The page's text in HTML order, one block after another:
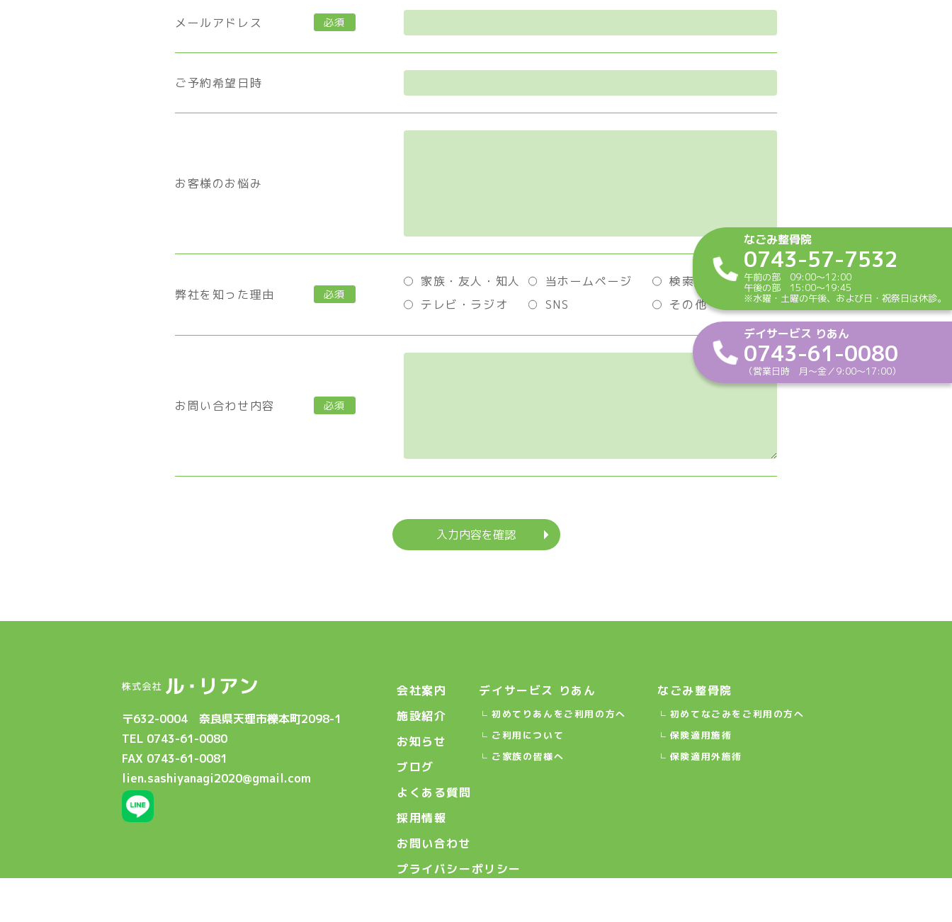
なごみ整骨院
0743-57-7532
午前の部 09:00～12:00
午後の部 15:00～19:45
※水曜・土曜の午後、および日・祝祭日は休診。
デイサービス りあん
0743-61-0080
（営業日時 月〜金／9:00〜17:00）
メールアドレス 必須
ご予約希望日時
お客様のお悩み
弊社を知った理由 必須
家族・友人・知人 当ホームページ
検索エンジン
テレビ・ラジオ
SNS その他
お問い合わせ内容 必須
入力内容を確認
〒632-0004 奈良県天理市櫟本町2098-1
TEL 0743-61-0080
FAX 0743-61-0081
lien.sashiyanagi2020@gmail.com
会社案内
施設紹介
お知らせ
ブログ
デイサービス りあん
初めてりあんをご利用の方へ
ご利用について
ご家族の皆様へ
なごみ整骨院
初めてなごみをご利用の方へ
保険適用施術
保険適用外施術
よくある質問
採用情報
お問い合わせ
プライバシーポリシー